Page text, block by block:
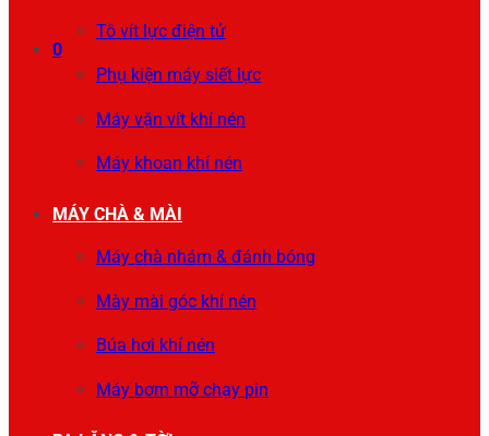
0
Tô vít lực điện tử
Phụ kiện máy siết lực
Máy vặn vít khí nén
Máy khoan khí nén
MÁY CHÀ & MÀI
Máy chà nhám & đánh bóng
Mày mài góc khí nén
Búa hơi khí nén
Máy bơm mỡ chạy pin